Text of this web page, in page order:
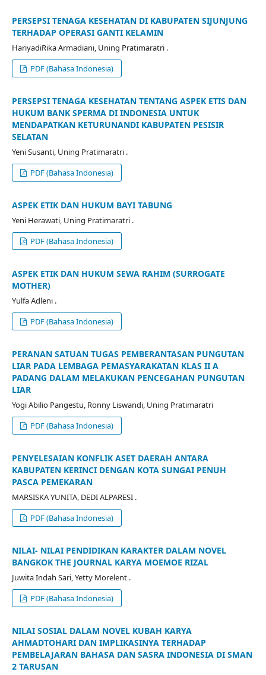
PERSEPSI TENAGA KESEHATAN DI KABUPATEN SIJUNJUNG
TERHADAP OPERASI GANTI KELAMIN
HariyadiRika Armadiani, Uning Pratimaratri .
PDF (Bahasa Indonesia)
PERSEPSI TENAGA KESEHATAN TENTANG ASPEK ETIS DAN
HUKUM BANK SPERMA DI INDONESIA UNTUK
MENDAPATKAN KETURUNANDI KABUPATEN PESISIR
SELATAN
Yeni Susanti, Uning Pratimaratri .
PDF (Bahasa Indonesia)
ASPEK ETIK DAN HUKUM BAYI TABUNG
Yeni Herawati, Uning Pratimaratri .
PDF (Bahasa Indonesia)
ASPEK ETIK DAN HUKUM SEWA RAHIM (SURROGATE
MOTHER)
Yulfa Adleni .
PDF (Bahasa Indonesia)
PERANAN SATUAN TUGAS PEMBERANTASAN PUNGUTAN
LIAR PADA LEMBAGA PEMASYARAKATAN KLAS II A
PADANG DALAM MELAKUKAN PENCEGAHAN PUNGUTAN
LIAR
Yogi Abilio Pangestu, Ronny Liswandi, Uning Pratimaratri
PDF (Bahasa Indonesia)
PENYELESAIAN KONFLIK ASET DAERAH ANTARA
KABUPATEN KERINCI DENGAN KOTA SUNGAI PENUH
PASCA PEMEKARAN
MARSISKA YUNITA, DEDI ALPARESI .
PDF (Bahasa Indonesia)
NILAI- NILAI PENDIDIKAN KARAKTER DALAM NOVEL
BANGKOK THE JOURNAL KARYA MOEMOE RIZAL
Juwita Indah Sari, Yetty Morelent .
PDF (Bahasa Indonesia)
NILAI SOSIAL DALAM NOVEL KUBAH KARYA
AHMADTOHARI DAN IMPLIKASINYA TERHADAP
PEMBELAJARAN BAHASA DAN SASRA INDONESIA DI SMAN
2 TARUSAN